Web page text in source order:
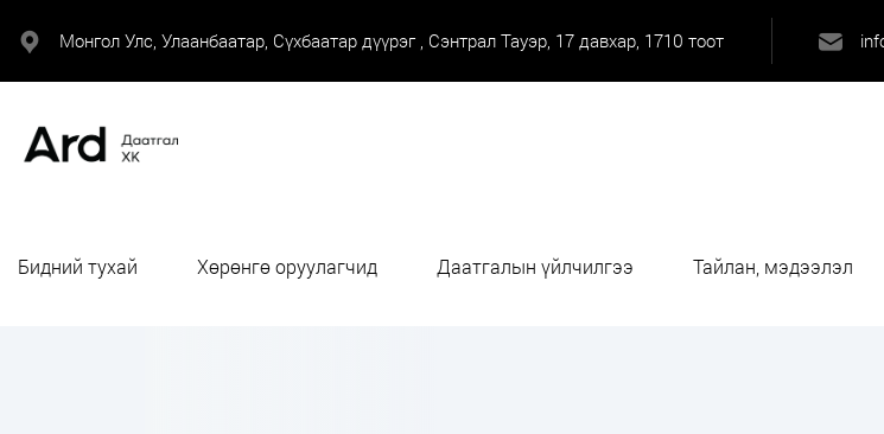
Монгол Улс, Улаанбаатар, Сүхбаатар дүүрэг , Сэнтрал Тауэр, 17 давхар, 1710 тоот
Бидний тухай Хөрөнгө оруулагчид Даатгалын үйлчилгээ Тайлан, мэдээлэл